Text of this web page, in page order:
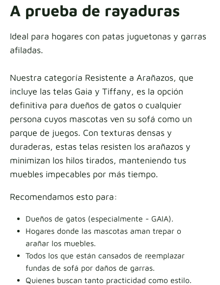
A prueba de rayaduras
Ideal para hogares con patas juguetonas y garras
afiladas.
Nuestra categoría Resistente a Arañazos, que
incluye las telas Gaia y Tiffany, es la opción
definitiva para dueños de gatos o cualquier
persona cuyos mascotas ven su sofá como un
parque de juegos. Con texturas densas y
duraderas, estas telas resisten los arañazos y
minimizan los hilos tirados, manteniendo tus
muebles impecables por más tiempo.
Recomendamos esto para:
Dueños de gatos (especialmente - GAIA).
Hogares donde las mascotas aman trepar o
arañar los muebles.
Todos los que están cansados de reemplazar
fundas de sofá por daños de garras.
Quienes buscan tanto practicidad como estilo.